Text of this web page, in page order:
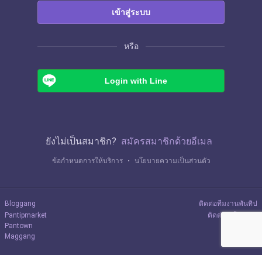
เข้าสู่ระบบ
หรือ
Login with Line
ยังไม่เป็นสมาชิก? สมัครสมาชิกด้วยอีเมล
ข้อกำหนดการให้บริการ ・ นโยบายความเป็นส่วนตัว
Bloggang
Pantipmarket
Pantown
Maggang
ติดต่อทีมงานพันทิป
ติดต่อลงโฆษณา